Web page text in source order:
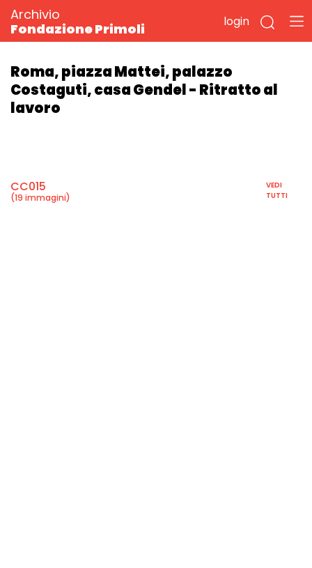
Archivio
Fondazione Primoli
login
Roma, piazza Mattei, palazzo
Costaguti, casa Gendel - Ritratto al
lavoro
CC015
(19 immagini)
VEDI
TUTTI